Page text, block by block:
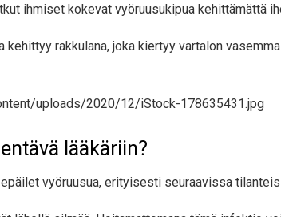
ihmiset kokevat vyöruusukipua kehittämättä
kehittyy rakkulana, joka kiertyy vartalon
lääkäriin?
vyöruusua, erityisesti seuraavissa